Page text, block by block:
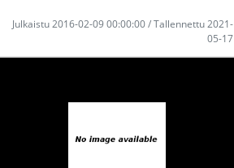
Julkaistu 2016-02-09 00:00:00 / Tallennettu 2021-
05-17